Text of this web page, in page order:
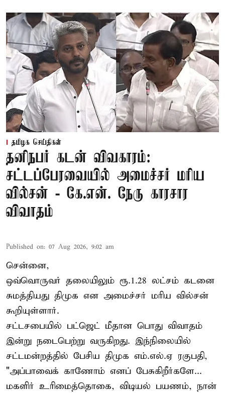
தமிழக செய்திகள்
தனிநபர் கடன் விவகாரம்:
சட்டப்பேரவையில் அமைச்சர் மரிய
வில்சன் - கே.என். நேரு காரசார
விவாதம்
Published on: 07 Aug 2026, 9:02 am
சென்னை,
ஒவ்வொருவர் தலையிலும் ரூ.1.28 லட்சம் கடனை
சுமத்தியது திமுக என அமைச்சர் மரிய வில்சன்
கூறியுள்ளார்.
சட்டசபையில் பட்ஜெட் மீதான பொது விவாதம்
இன்று நடைபெற்று வருகிறது. இந்நிலையில்
சட்டமன்றத்தில் பேசிய திமுக எம்.எல்.ஏ ரகுபதி,
"அப்பாவைக் காணோம் எனப் பேசுகிறீர்களே...
மகளிர் உரிமைத்தொகை, விடியல் பயணம், நான்